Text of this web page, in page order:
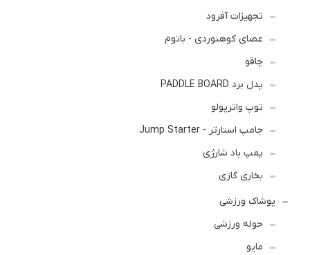
تجهیزات آفرود
عصای کوهنوردی - باتوم
چاقو
پدل برد PADDLE BOARD
توپ واترپولو
جامپ استارتر - Jump Starter
پمپ باد شارژی
بخاری گازی
پوشاک ورزشی
حوله ورزشی
مايو